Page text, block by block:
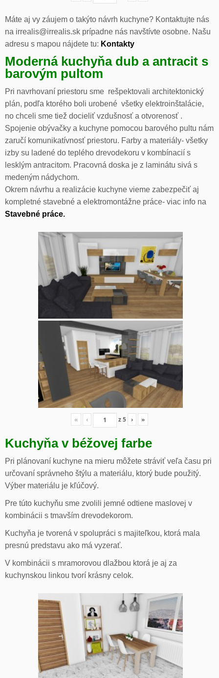
Máte aj vy záujem o takýto návrh kuchyne? Kontaktujte nás
na irrealis@irrealis.sk prípadne nás navštívte osobne. Našu
adresu s mapou nájdete tu: Kontakty
Moderná kuchyňa dub a antracit s
barovým pultom
Pri navrhovaní priestoru sme rešpektovali architektonický
plán, podľa ktorého boli urobené všetky elektroinštalácie,
no chceli sme tiež docieliť vzdušnosť a otvorenosť .
Spojenie obývačky a kuchyne pomocou barového pultu nám
zaručí komunikatívnosť priestoru. Farby a materiály- všetky
izby su ladené do teplého drevodekoru v kombínacií s
lesklým antracitom. Pracovná doska je z laminátu sivá s
medeným nádychom.
Okrem návrhu a realizácie kuchyne vieme zabezpečiť aj
kompletné stavebné a elektromontážne práce- viac info na
Stavebné práce.
« ‹ z5 › »
Kuchyňa v béžovej farbe
Pri plánovaní kuchyne na mieru môžete stráviť veľa času pri
určovaní správneho štýlu a materiálu, ktorý bude použitý.
Výber materiálu je kľúčový.
Pre túto kuchyňu sme zvolili jemné odtiene maslovej v
kombinácii s tmavším drevodekorom.
Kuchyňa je tvorená v spolupráci s majiteľkou, ktorá mala
presnú predstavu ako má vyzerať.
V kombinácii s mramorovou dlažbou ktorá je aj za
kuchynskou linkou tvorí krásny celok.